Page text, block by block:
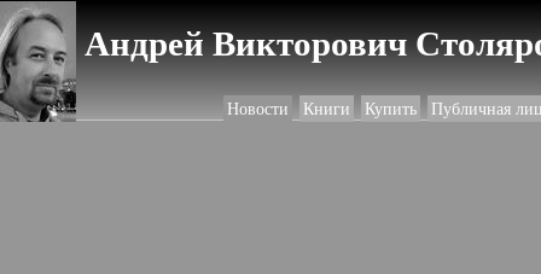
Андрей Викторович
Новости Книги Купить Публичная